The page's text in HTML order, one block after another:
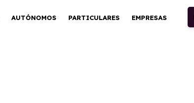
AUTÓNOMOS PARTICULARES EMPRESAS